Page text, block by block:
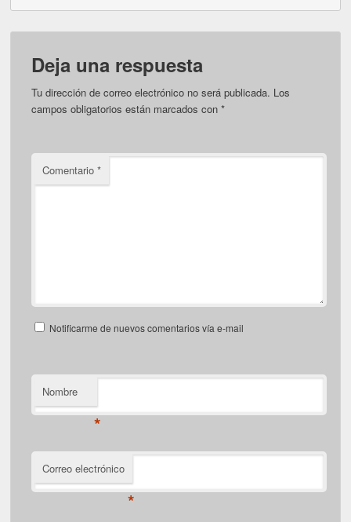
Deja una respuesta
Tu dirección de correo electrónico no será publicada. Los
campos obligatorios están marcados con*
Comentario*
Notificarme de nuevos comentarios vía e-mail
Nombre
*
Correo electrónico
*